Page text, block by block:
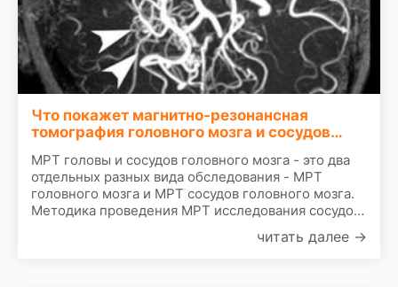
Что покажет магнитно-резонансная
томография головного мозга и сосудов
МРТ головы и сосудов головного мозга - это два
отдельных разных вида обследования - МРТ
головного мозга и МРТ сосудов головного мозга.
Методика проведения МРТ исследования сосудов
которые выставляются в компьютере томографа
читать далее →